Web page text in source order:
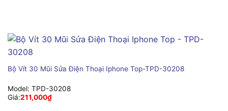
Bộ Vít 30 Mũi Sửa Điện Thoại Iphone Top-TPD-30208
Model: TPD-30208
Giá:211,000₫